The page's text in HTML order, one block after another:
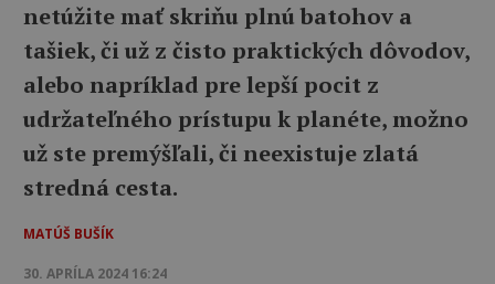
netúžite mať skriňu plnú batohov a
tašiek, či už z čisto praktických dôvodov,
alebo napríklad pre lepší pocit z
udržateľného prístupu k planéte, možno
už ste premýšľali, či neexistuje zlatá
stredná cesta.
MATÚŠ BUŠÍK
30. APRÍLA 2024 16:24